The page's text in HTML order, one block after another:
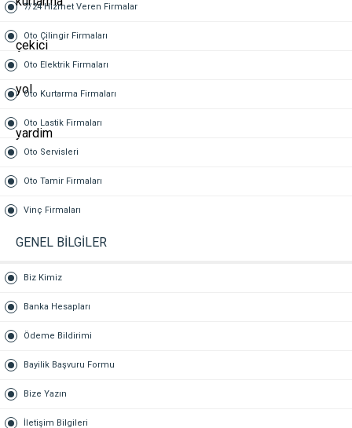
7/24 Hizmet Veren Firmalar
Oto Çilingir Firmaları
Oto Elektrik Firmaları
Oto Kurtarma Firmaları
Oto Lastik Firmaları
Oto Servisleri
Oto Tamir Firmaları
Vinç Firmaları
GENEL BİLGİLER
Biz Kimiz
Banka Hesapları
Ödeme Bildirimi
Bayilik Başvuru Formu
Bize Yazın
İletişim Bilgileri